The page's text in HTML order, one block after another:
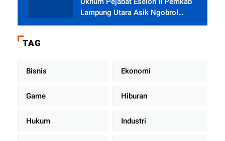
Lampung Utara Asik Ngobrol
Dengan Teman Kencan Wanitanya
TAG
Bisnis Ekonomi
Game Hiburan
Hukum Industri